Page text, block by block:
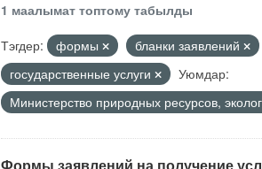
1 маалымат топтому табылды
Тэгдер:
формы бланки заявлений
государственные услуги
Уюмдар:
Министерство природных ресурсов,